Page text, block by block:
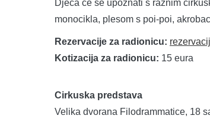
Djeca će se upoznati s raznim
monocikla, plesom s poi-poi,
Rezervacije za radionicu:
Kotizacija za radionicu: 15 eura
Cirkuska predstava
Velika dvorana Filodrammatice, 18